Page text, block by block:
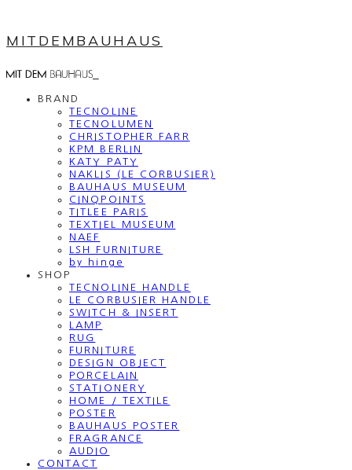
MITDEMBAUHAUS
BRAND
TECNOLINE
TECNOLUMEN
CHRISTOPHER FARR
KPM BERLIN
KATY PATY
NAKLIS (LE CORBUSIER)
BAUHAUS MUSEUM
CINQPOINTS
TITLEE PARIS
TEXTIEL MUSEUM
NAEF
LSH FURNITURE
by hinge
SHOP
TECNOLINE HANDLE
LE CORBUSIER HANDLE
SWITCH & INSERT
LAMP
RUG
FURNITURE
DESIGN OBJECT
PORCELAIN
STATIONERY
HOME / TEXTILE
POSTER
BAUHAUS POSTER
FRAGRANCE
AUDIO
CONTACT